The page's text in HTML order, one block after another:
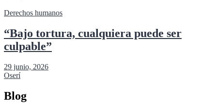
Derechos humanos
“Bajo tortura, cualquiera puede ser
culpable”
29 junio, 2026
Oserí
Blog